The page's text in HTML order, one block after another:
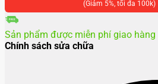
Max
lượng
(Giảm 5%, tối đa 100k)
Sản phẩm được miễn phí giao hàng
Chính sách sửa chữa